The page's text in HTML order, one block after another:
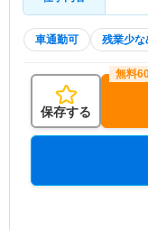
車通勤可 残業少な
保存する